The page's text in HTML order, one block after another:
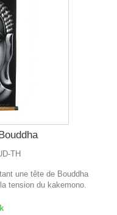
TH
une tête de Bouddha
tension du kakemono.